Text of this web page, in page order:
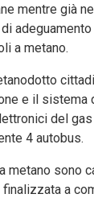
mentre già
a metano.
e il sistema
del
4 autobus.
metano sono
a